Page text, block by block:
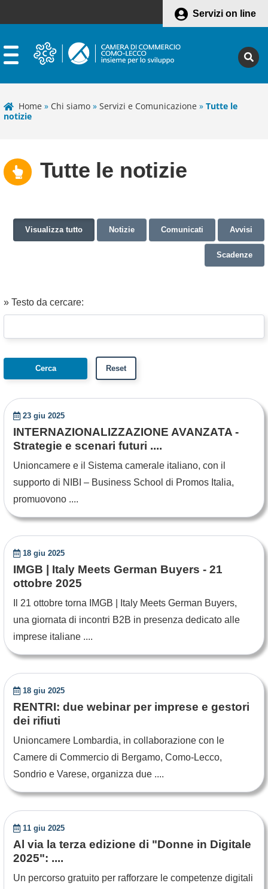
Servizi on line
Home » Chi siamo » Servizi e Comunicazione » Tutte le
notizie
Tutte le notizie
Visualizza tutto Notizie Comunicati Avvisi
Scadenze
» Testo da cercare:
23 giu 2025
INTERNAZIONALIZZAZIONE AVANZATA -
Strategie e scenari futuri ....
Unioncamere e il Sistema camerale italiano, con il
supporto di NIBI – Business School di Promos Italia,
promuovono ....
18 giu 2025
IMGB | Italy Meets German Buyers - 21
ottobre 2025
Il 21 ottobre torna IMGB | Italy Meets German Buyers,
una giornata di incontri B2B in presenza dedicato alle
imprese italiane ....
18 giu 2025
RENTRI: due webinar per imprese e gestori
dei rifiuti
Unioncamere Lombardia, in collaborazione con le
Camere di Commercio di Bergamo, Como-Lecco,
Sondrio e Varese, organizza due ....
11 giu 2025
Al via la terza edizione di "Donne in Digitale
2025": ....
Un percorso gratuito per rafforzare le competenze digitali